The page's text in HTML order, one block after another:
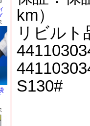
km）
リビルト
S130#